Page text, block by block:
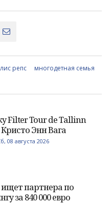
репс
многодетная семья
Filter Tour de Tallinn
Энн Вага
08 августа 2026
партнера по
за 840 000 евро